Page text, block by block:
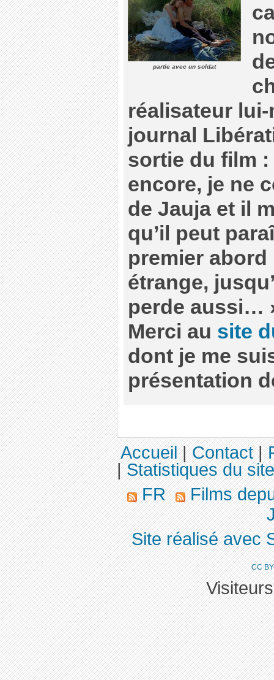
partie avec un soldat
réalisateur
journal
sortie du film :
encore, je ne
de Jauja et il
qu’il peut
premier
étrange,
perde aussi…
Merci au site
dont je me
présentation
Accueil|Contact|
|Statistiques du site
FR
Films
Site réalisé avec
CC